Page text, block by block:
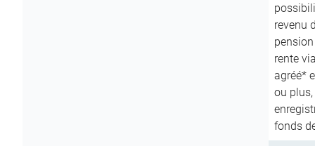
revenu
rente
agréé*
ou
fonds